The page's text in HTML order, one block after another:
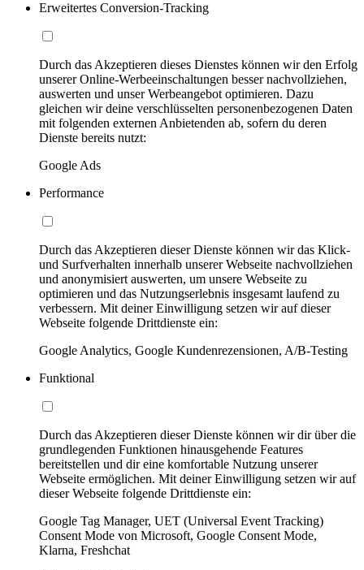
Erweitertes Conversion-Tracking
Durch das Akzeptieren dieses Dienstes können wir den Erfolg
unserer Online-Werbeeinschaltungen besser nachvollziehen,
auswerten und unser Werbeangebot optimieren. Dazu
gleichen wir deine verschlüsselten personenbezogenen Daten
mit folgenden externen Anbietenden ab, sofern du deren
Dienste bereits nutzt:
Google Ads
Performance
Durch das Akzeptieren dieser Dienste können wir das Klick-
und Surfverhalten innerhalb unserer Webseite nachvollziehen
und anonymisiert auswerten, um unsere Webseite zu
optimieren und das Nutzungserlebnis insgesamt laufend zu
verbessern. Mit deiner Einwilligung setzen wir auf dieser
Webseite folgende Drittdienste ein:
Google Analytics, Google Kundenrezensionen, A/B-Testing
Funktional
Durch das Akzeptieren dieser Dienste können wir dir über die
grundlegenden Funktionen hinausgehende Features
bereitstellen und dir eine komfortable Nutzung unserer
Webseite ermöglichen. Mit deiner Einwilligung setzen wir auf
dieser Webseite folgende Drittdienste ein:
Google Tag Manager, UET (Universal Event Tracking)
Consent Mode von Microsoft, Google Consent Mode,
Klarna, Freshchat